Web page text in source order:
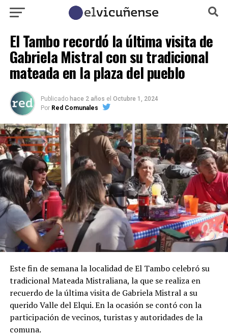
El Tambo recordó la última visita de
Gabriela Mistral con su tradicional
mateada en la plaza del pueblo
Publicado hace 2 años el Octubre 1, 2024
Por Red Comunales
Este fin de semana la localidad de El Tambo celebró su
tradicional Mateada Mistraliana, la que se realiza en
recuerdo de la última visita de Gabriela Mistral a su
querido Valle del Elqui. En la ocasión se contó con la
participación de vecinos, turistas y autoridades de la
comuna.